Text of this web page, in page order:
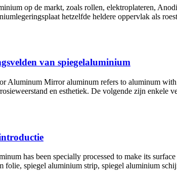
op de markt, zoals rollen, elektroplateren,
hetzelfde heldere oppervlak als
van spiegelaluminium
Aluminum Mirror aluminum refers to aluminum
en esthetiek. De volgende zijn
has been specially processed to make its
folie, spiegel aluminium strip, spiegel aluminium